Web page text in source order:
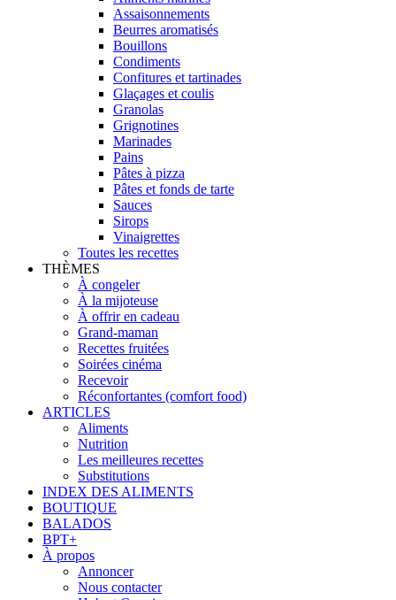
Assaisonnements
Beurres aromatisés
Bouillons
Condiments
Confitures et tartinades
Glaçages et coulis
Granolas
Grignotines
Marinades
Pains
Pâtes à pizza
Pâtes et fonds de tarte
Sauces
Sirops
Vinaigrettes
Toutes les recettes
THÈMES
À congeler
À la mijoteuse
À offrir en cadeau
Grand-maman
Recettes fruitées
Soirées cinéma
Recevoir
Réconfortantes (comfort food)
ARTICLES
Aliments
Nutrition
Les meilleures recettes
Substitutions
INDEX DES ALIMENTS
BOUTIQUE
BALADOS
BPT+
À propos
Annoncer
Nous contacter